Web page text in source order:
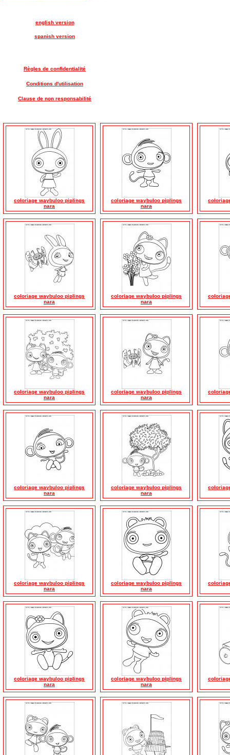
english version
spanish version
Règles de confidentialité
Conditions d'utilisation
Clause de non responsabilité
coloriage waybuloo piplings
nara
coloriage waybuloo piplings
nara
coloriage waybuloo piplings
nara
coloriage waybuloo piplings
nara
coloriage waybuloo piplings
nara
coloriage waybuloo piplings
nara
coloriage waybuloo piplings
nara
coloriage waybuloo piplings
nara
coloriage waybuloo piplings
nara
coloriage waybuloo piplings
nara
coloriage waybuloo piplings
nara
coloriage waybuloo piplings
nara